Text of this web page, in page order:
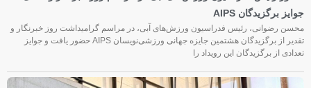
جوایز برگزیدگان AIPS
محسن رضوانی، رئیس فدراسیون ورزش‌های آبی، در مراسم گرامیداشت روز خبرنگار و
تقدیر از برگزیدگان هشتمین جایزه جهانی ورزشی‌نویسان AIPS حضور یافت و جوایز
تعدادی از برگزیدگان این رویداد را